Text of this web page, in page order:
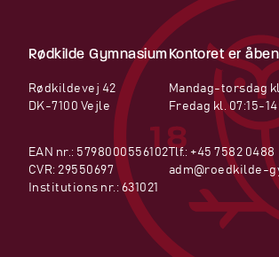
Rødkilde Gymnasium
Rødkildevej 42
DK-7100 Vejle
EAN nr.: 5798000556102
CVR: 29550697
Institutions nr.: 631021
Kontoret er
Mandag-torsdag
Fredag kl. 07:15-
Tlf.: +45 7582 0488
adm@roedkilde-